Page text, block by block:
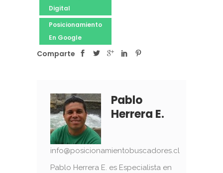
Digital
Posicionamiento
En Google
Comparte
Pablo
Herrera E.
info@posicionamientobuscadores.cl
Pablo Herrera E. es Especialista en